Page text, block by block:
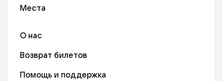
Места
О нас
Возврат билетов
Помощь и поддержка